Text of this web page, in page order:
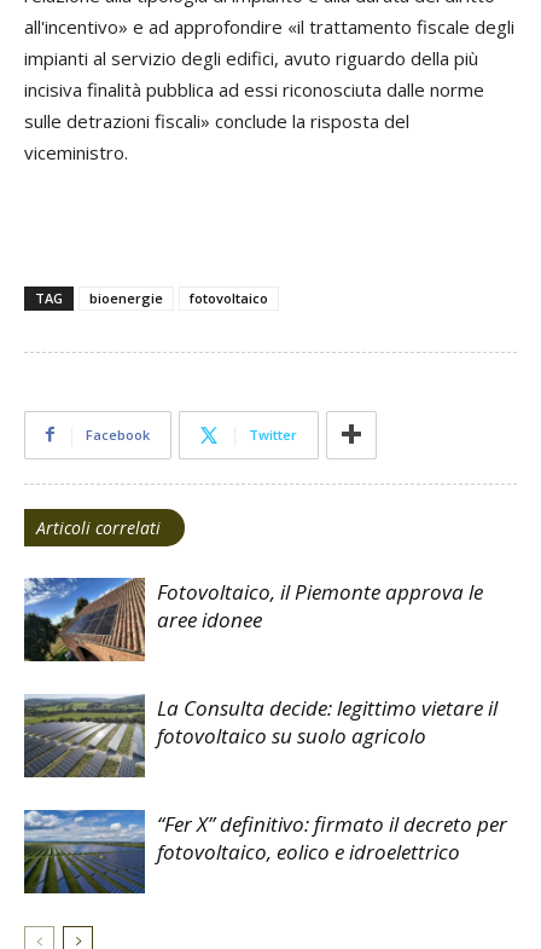
all'incentivo» e ad approfondire «il trattamento fiscale degli
impianti al servizio degli edifici, avuto riguardo della più
incisiva finalità pubblica ad essi riconosciuta dalle norme
sulle detrazioni fiscali» conclude la risposta del
viceministro.
TAG bioenergie fotovoltaico
Facebook Twitter
Articoli correlati
Fotovoltaico, il Piemonte approva le
aree idonee
La Consulta decide: legittimo vietare il
fotovoltaico su suolo agricolo
“Fer X” definitivo: firmato il decreto per
fotovoltaico, eolico e idroelettrico